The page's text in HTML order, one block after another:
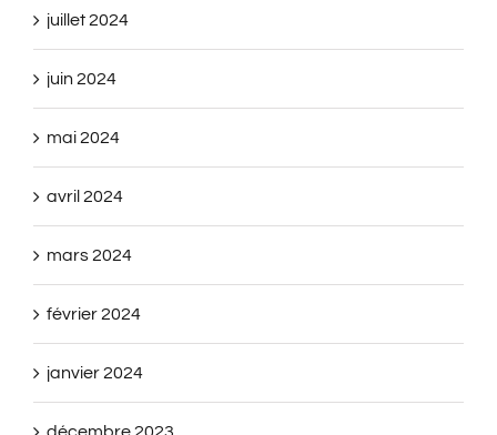
juillet 2024
juin 2024
mai 2024
avril 2024
mars 2024
février 2024
janvier 2024